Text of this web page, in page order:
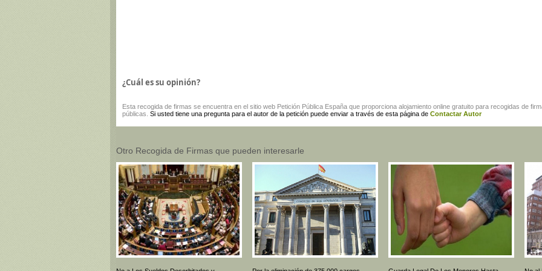
¿Cuál es su opinión?
Esta recogida de firmas se encuentra en el sitio web Petición Pública España que proporciona alojamiento online gratuito para recogidas de
públicas. Si usted tiene una pregunta para el autor de la petición puede enviar a través de esta página de Contactar Autor
Otro Recogida de Firmas que pueden interesarle